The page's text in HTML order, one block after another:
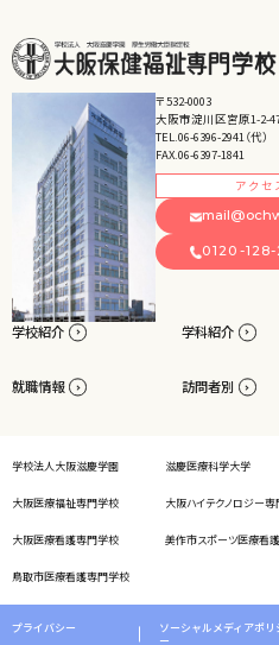
〒532-0003
大阪市淀川区宮原1-2-47
TEL.06-6396-2941（代）
FAX.06-6397-1841
アクセ
0120-
学校紹介 学科紹介
就職情報 訪問者別
学校法人大阪滋慶学園 滋慶医療科学大学
大阪医療福祉専門学校 大阪ハイテクノロジー
大阪医療看護専門学校 美作市スポーツ医療看
鳥取市医療看護専門学校
プライバシー
ソーシャルメディアポリ
ー